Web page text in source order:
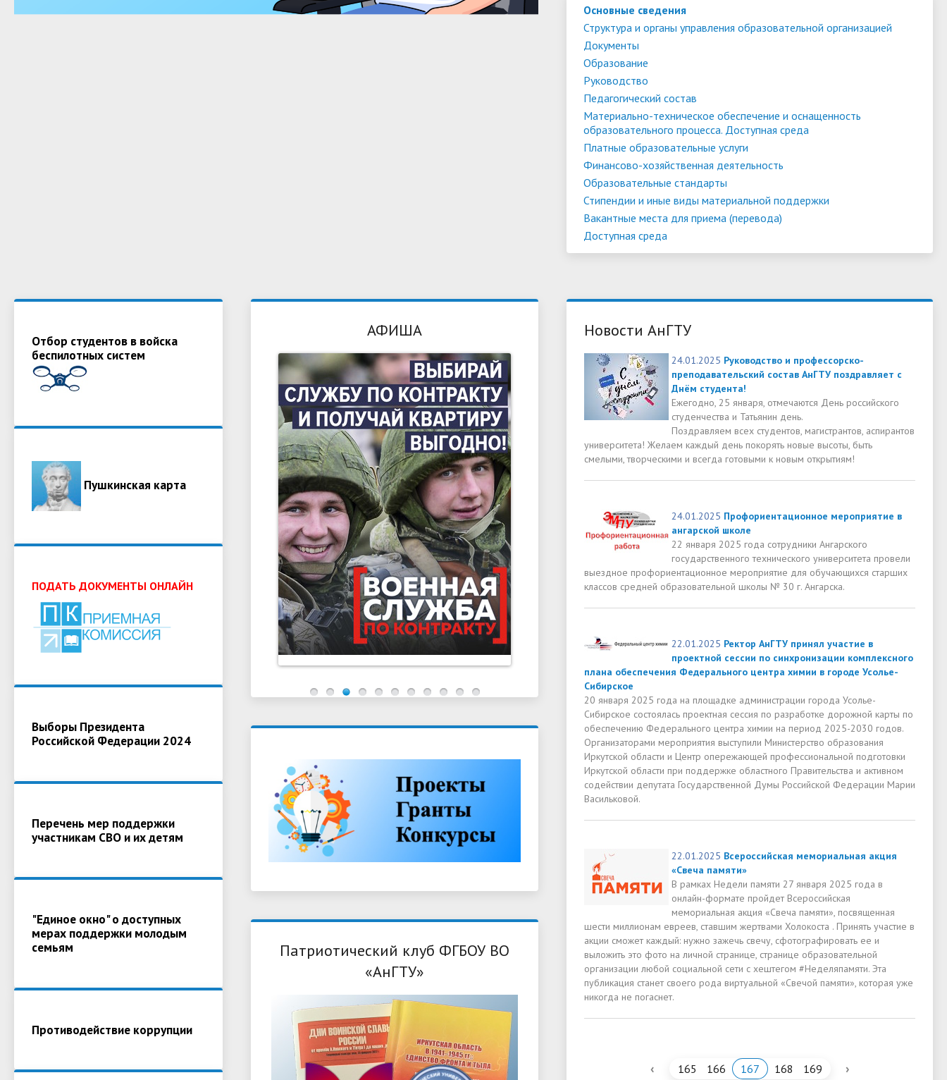
Основные сведения
Структура и органы управления образовательной организацией
Документы
Образование
Руководство
Педагогический состав
Материально-техническое обеспечение и оснащенность
образовательного процесса. Доступная среда
Платные образовательные услуги
Финансово-хозяйственная деятельность
Образовательные стандарты
Стипендии и иные виды материальной поддержки
Вакантные места для приема (перевода)
Доступная среда
Отбор студентов в войска
беспилотных систем
Пушкинская карта
ПОДАТЬ ДОКУМЕНТЫ ОНЛАЙН
Выборы Президента
Российской Федерации 2024
Перечень мер поддержки
участникам СВО и их детям
"Единое окно" о доступных
мерах поддержки молодым
семьям
Противодействие коррупции
АФИША
Патриотический клуб ФГБОУ ВО
«АнГТУ»
Новости АнГТУ
24.01.2025 Руководство и профессорско-
преподавательский состав АнГТУ поздравляет с
Днём студента!
Ежегодно, 25 января, отмечаются День российского
студенчества и Татьянин день.
Поздравляем всех студентов, магистрантов, аспирантов
университета! Желаем каждый день покорять новые высоты, быть
смелыми, творческими и всегда готовыми к новым открытиям!
24.01.2025 Профориентационное мероприятие в
ангарской школе
22 января 2025 года сотрудники Ангарского
государственного технического университета провели
выездное профориентационное мероприятие для обучающихся старших
классов средней образовательной школы № 30 г. Ангарска.
22.01.2025 Ректор АнГТУ принял участие в
проектной сессии по синхронизации комплексного
плана обеспечения Федерального центра химии в городе Усолье-
Сибирское
20 января 2025 года на площадке администрации города Усолье-
Сибирское состоялась проектная сессия по разработке дорожной карты по
обеспечению Федерального центра химии на период 2025-2030 годов.
Организаторами мероприятия выступили Министерство образования
Иркутской области и Центр опережающей профессиональной подготовки
Иркутской области при поддержке областного Правительства и активном
содействии депутата Государственной Думы Российской Федерации Марии
Васильковой.
22.01.2025 Всероссийская мемориальная акция
«Свеча памяти»
В рамках Недели памяти 27 января 2025 года в
онлайн-формате пройдет Всероссийская
мемориальная акция «Свеча памяти», посвященная
шести миллионам евреев, ставшим жертвами Холокоста . Принять участие в
акции сможет каждый: нужно зажечь свечу, сфотографировать ее и
выложить это фото на личной странице, странице образовательной
организации любой социальной сети с хештегом #Неделяпамяти. Эта
публикация станет своего рода виртуальной «Свечой памяти», которая уже
никогда не погаснет.
‹ 165 166 167 168 169 ›